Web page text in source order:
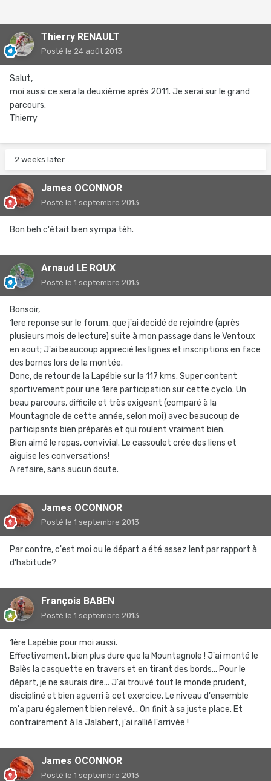
Thierry RENAULT
Posté le 24 août 2013
Salut,
moi aussi ce sera la deuxième après 2011. Je serai sur le grand
parcours.
Thierry
2 weeks later...
James OCONNOR
Posté le 1 septembre 2013
Bon beh c'était bien sympa tèh.
Arnaud LE ROUX
Posté le 1 septembre 2013
Bonsoir,
1ere reponse sur le forum, que j'ai decidé de rejoindre (après
plusieurs mois de lecture) suite à mon passage dans le Ventoux
en aout; J'ai beaucoup apprecié les lignes et inscriptions en face
des bornes lors de la montée.
Donc, de retour de la Lapébie sur la 117 kms. Super content
sportivement pour une 1ere participation sur cette cyclo. Un
beau parcours, difficile et très exigeant (comparé à la
Mountagnole de cette année, selon moi) avec beaucoup de
participants bien préparés et qui roulent vraiment bien.
Bien aimé le repas, convivial. Le cassoulet crée des liens et
aiguise les conversations!
A refaire, sans aucun doute.
James OCONNOR
Posté le 1 septembre 2013
Par contre, c'est moi ou le départ a été assez lent par rapport à
d'habitude?
François BABEN
Posté le 1 septembre 2013
1ère Lapébie pour moi aussi.
Effectivement, bien plus dure que la Mountagnole ! J'ai monté le
Balès la casquette en travers et en tirant des bords... Pour le
départ, je ne saurais dire... J'ai trouvé tout le monde prudent,
discipliné et bien aguerri à cet exercice. Le niveau d'ensemble
m'a paru également bien relevé... On finit à sa juste place. Et
contrairement à la Jalabert, j'ai rallié l'arrivée !
James OCONNOR
Posté le 1 septembre 2013